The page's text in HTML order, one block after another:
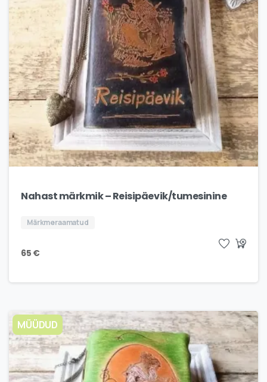
Nahast märkmik – Reisipäevik/tumesinine
Märkmeraamatud
65 €
MÜÜDUD